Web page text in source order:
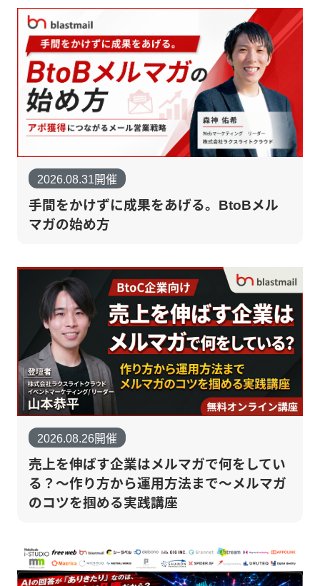
2026.08.31開催
手間をかけずに成果をあげる。BtoBメル
マガの始め方
2026.08.26開催
売上を伸ばす企業はメルマガで何をしてい
る？～作り方から運用方法まで～メルマガ
のコツを掴める実践講座